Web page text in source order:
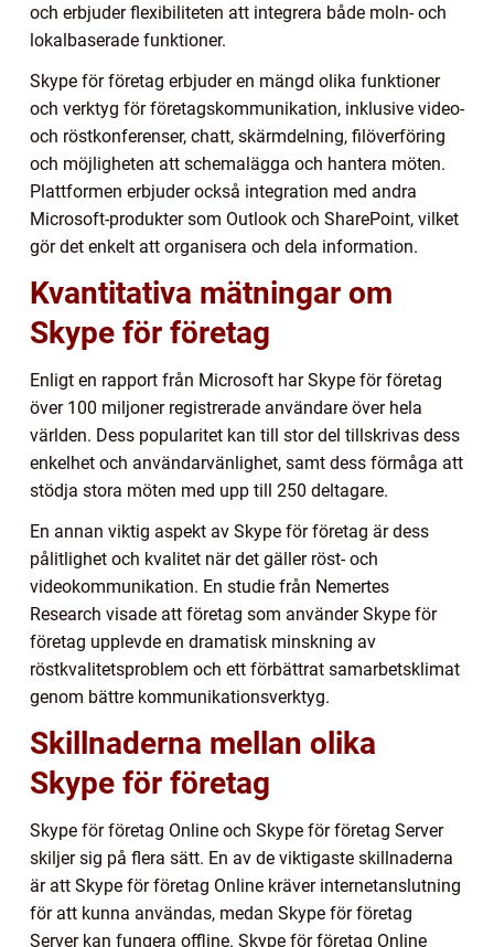
och erbjuder flexibiliteten att integrera både moln- och
lokalbaserade funktioner.
Skype för företag erbjuder en mängd olika funktioner
och verktyg för företagskommunikation, inklusive video-
och röstkonferenser, chatt, skärmdelning, filöverföring
och möjligheten att schemalägga och hantera möten.
Plattformen erbjuder också integration med andra
Microsoft-produkter som Outlook och SharePoint, vilket
gör det enkelt att organisera och dela information.
Kvantitativa mätningar om
Skype för företag
Enligt en rapport från Microsoft har Skype för företag
över 100 miljoner registrerade användare över hela
världen. Dess popularitet kan till stor del tillskrivas dess
enkelhet och användarvänlighet, samt dess förmåga att
stödja stora möten med upp till 250 deltagare.
En annan viktig aspekt av Skype för företag är dess
pålitlighet och kvalitet när det gäller röst- och
videokommunikation. En studie från Nemertes
Research visade att företag som använder Skype för
företag upplevde en dramatisk minskning av
röstkvalitetsproblem och ett förbättrat samarbetsklimat
genom bättre kommunikationsverktyg.
Skillnaderna mellan olika
Skype för företag
Skype för företag Online och Skype för företag Server
skiljer sig på flera sätt. En av de viktigaste skillnaderna
är att Skype för företag Online kräver internetanslutning
för att kunna användas, medan Skype för företag
Server kan fungera offline. Skype för företag Online